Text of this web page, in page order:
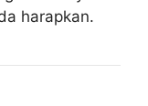
harapkan.